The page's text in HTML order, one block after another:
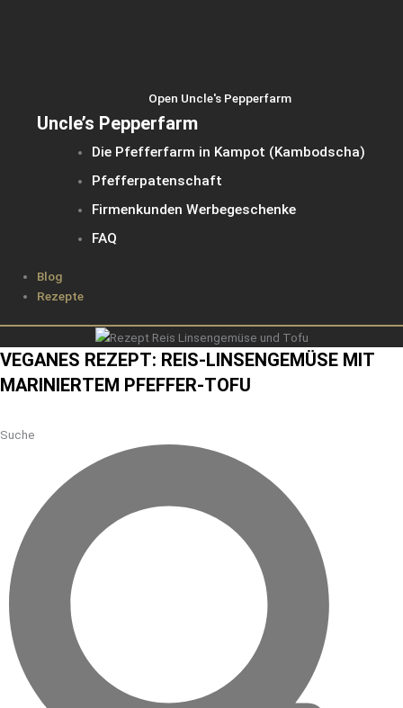
Open Uncle's Pepperfarm
Uncle’s Pepperfarm
Die Pfefferfarm in Kampot (Kambodscha)
Pfefferpatenschaft
Firmenkunden Werbegeschenke
FAQ
Blog
Rezepte
VEGANES REZEPT: REIS-LINSENGEMÜSE MIT
MARINIERTEM PFEFFER-TOFU
Suche